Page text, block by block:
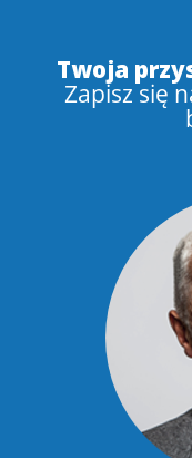
Twoja
Zapisz się